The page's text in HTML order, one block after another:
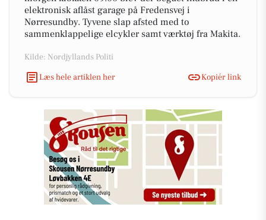
elektronisk aflåst garage på Fredensvej i
Nørresundby. Tyvene slap afsted med to
sammenklappelige elcykler samt værktøj fra Makita.
Kilde: Nordjyllands Politi
Læs hele artiklen her
Kopiér link